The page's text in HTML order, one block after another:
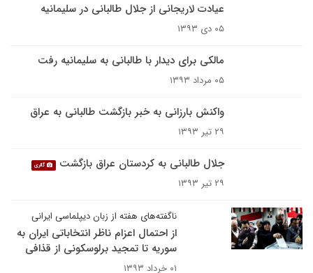
عیادت لاریجانی از جلال طالبانی در سلیمانیه
۰۵ دی ۱۳۹۳
مالکی برای دیدار با طالبانی به سلیمانیه رفت
۰۵ مرداد ۱۳۹۳
واکنش بارزانی به خبر بازگشت طالبانی به عراق
۲۹ تیر ۱۳۹۳
جلال طالبانی به کردستان عراق بازگشت گالری
۲۹ تیر ۱۳۹۳
ناگفته‌های هفته از زبان دیپلماسی ایرانی
از احتمال اعزام ناظر انتخاباتی ایران به
سوریه تا تمجید برلوسکونی از قذافی
۰۱ خرداد ۱۳۹۳